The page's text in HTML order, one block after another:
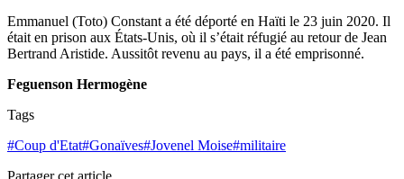
Emmanuel (Toto) Constant a été déporté en Haïti le 23 juin 2020. Il
était en prison aux États-Unis, où il s’était réfugié au retour de Jean
Bertrand Aristide. Aussitôt revenu au pays, il a été emprisonné.
Feguenson Hermogène
Tags
#Coup d'Etat#Gonaïves#Jovenel Moise#militaire